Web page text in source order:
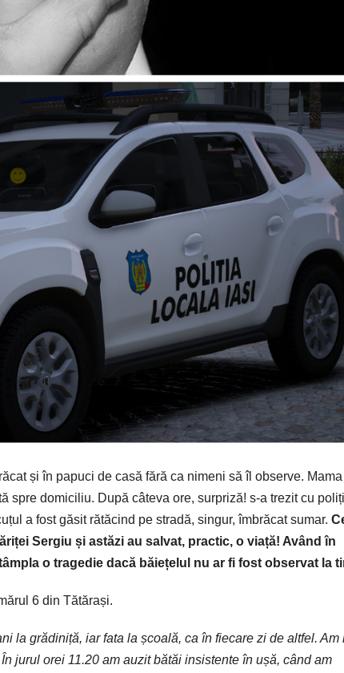
și în papuci de casă fără ca nimeni să îl observe. Mama
spre domiciliu. După câteva ore, surpriză! s-a trezit cu
a fostgăsit rătăcind pe stradă, singur,îmbrăcat sumar.
Sergiu și astăzi au salvat, practic, o viață! Având în
o tragedie dacă băiețelul nu ar fi fost observat la
6 din Tătărași.
la grădiniță, iar fata la școală, ca în fiecare zi de altfel. Am
jurul orei 11.20 am auzit bătăi insistente în ușă, când am